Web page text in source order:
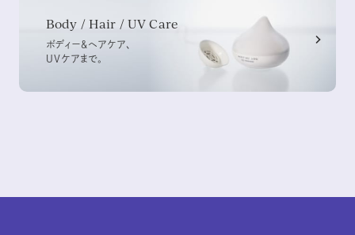
Body / Hair / UV Care
ボディー&ヘアケア、
UVケアまで。